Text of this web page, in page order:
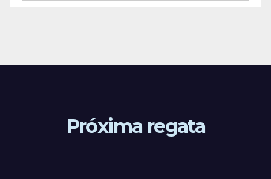
Próxima regata